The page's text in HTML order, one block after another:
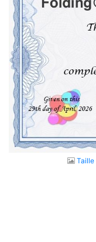
Taille